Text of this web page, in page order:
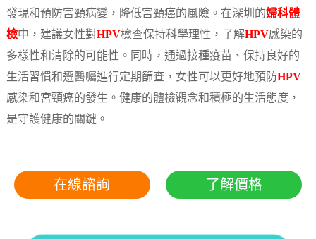
發現和預防宮頸病變，降低宮頸癌的風險。在深圳的婦科體
檢中，建議女性對HPV檢查保持科學理性，了解HPV感染的
多樣性和清除的可能性。同時，通過接種疫苗、保持良好的
生活習慣和遵醫囑進行定期篩查，女性可以更好地預防HPV
感染和宮頸癌的發生。健康的體檢觀念和積極的生活態度，
是守護健康的關鍵。
在線諮詢 了解價格